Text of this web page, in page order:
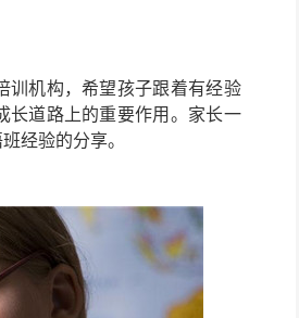
训机构，希望孩子跟着有经验
长道路上的重要作用。家长一
经验的分享。